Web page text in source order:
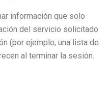
información que solo
del servicio solicitado
(por ejemplo, una lista de
al terminar la sesión.